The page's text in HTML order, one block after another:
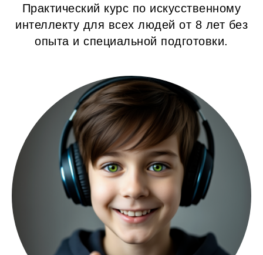
Практический курс по искусственному
интеллекту для всех людей от 8 лет без
опыта и специальной подготовки.